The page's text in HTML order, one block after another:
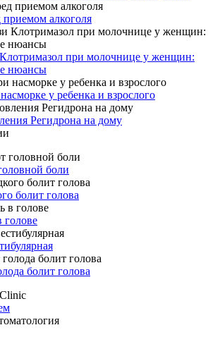
приемом алкоголя
при молочнице у женщин:
нюансы
у ребенка и взрослого
Регидрона на дому
боли
болит голова
голове
болит голова